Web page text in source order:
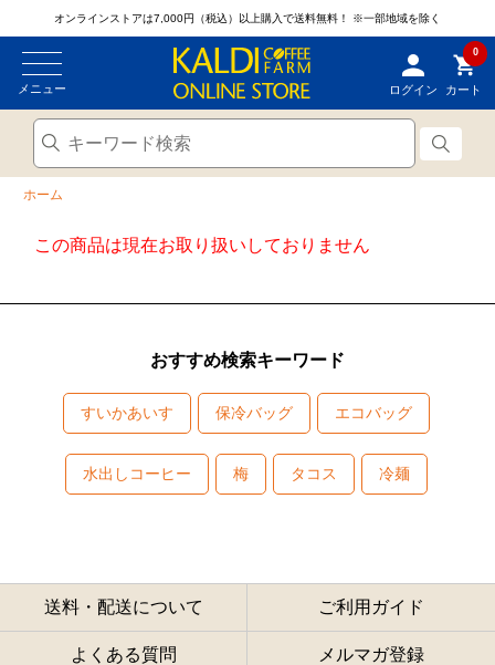
オンラインストアは7,000円（税込）以上購入で送料無料！ ※一部地域を除く
メニュー ログイン
0
カート
ホーム
この商品は現在お取り扱いしておりません
おすすめ検索キーワード
すいかあいす 保冷バッグ エコバッグ
水出しコーヒー 梅 タコス 冷麺
送料・配送について ご利用ガイド
よくある質問 メルマガ登録